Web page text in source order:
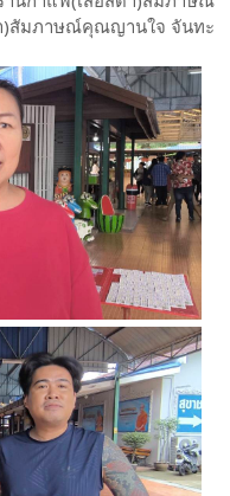
)สัมภาษณ์คุณญานใจ จันทะ